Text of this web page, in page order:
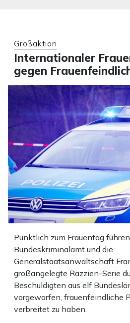
Großaktion
Internationaler
gegen
Pünktlich zum Frauentag
Bundeskriminalamt und die
Generalstaatsanwaltschaft
großangelegte Razzien-Serie
Beschuldigten aus elf
vorgeworfen, frauenfeindliche
verbreitet zu haben.